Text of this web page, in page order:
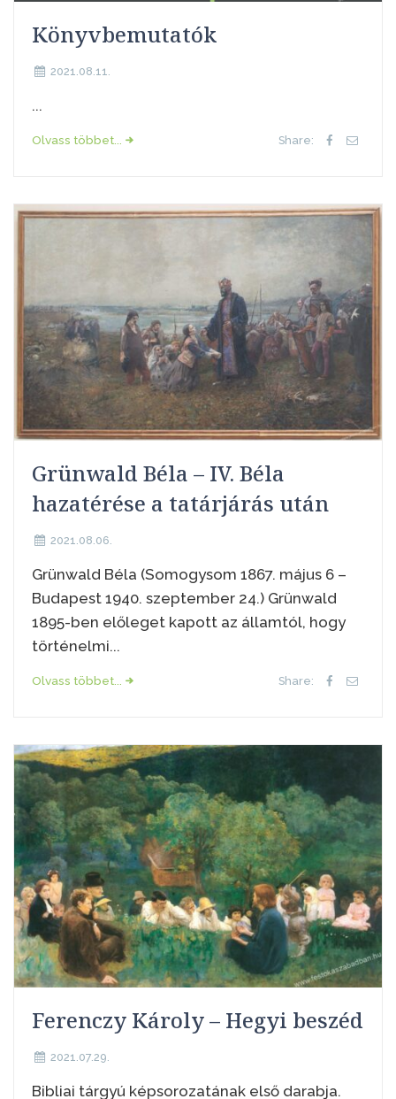
Könyvbemutatók
2021.08.11.
...
Olvass többet... Share:
Grünwald Béla – IV. Béla
hazatérése a tatárjárás után
2021.08.06.
Grünwald Béla (Somogysom 1867. május 6 –
Budapest 1940. szeptember 24.) Grünwald
1895-ben előleget kapott az államtól, hogy
történelmi...
Olvass többet... Share:
Ferenczy Károly – Hegyi beszéd
2021.07.29.
Bibliai tárgyú képsorozatának első darabja.